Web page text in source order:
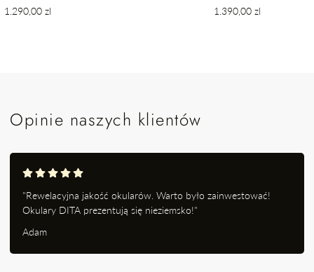
Cena
1.290,00 zl
Cena
1.390,00 zl
Opinie naszych klientów
"Rewelacyjna jakość okularów. Warto było zainwestować!
Okulary DITA prezentują się nieziemsko!"
Adam